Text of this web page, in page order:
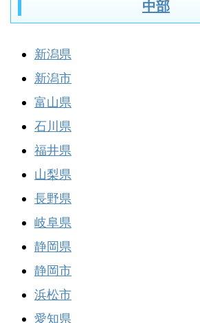
中部
新潟県
新潟市
富山県
石川県
福井県
山梨県
長野県
岐阜県
静岡県
静岡市
浜松市
愛知県